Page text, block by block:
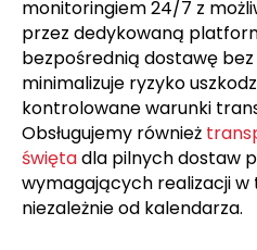
monitoringiem 24/7 z
przez dedykowaną
bezpośrednią dostawę
minimalizuje ryzyko
kontrolowane warunki
Obsługujemy również
świętadla pilnych dostaw
wymagających realizacji
niezależnie od kalendarza.